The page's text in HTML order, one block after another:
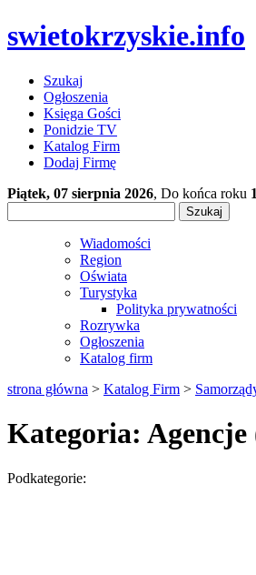
swietokrzyskie.info
Szukaj
Ogłoszenia
Księga Gości
Ponidzie TV
Katalog Firm
Dodaj Firmę
Piątek, 07 sierpnia 2026, Do końca roku
Wiadomości
Region
Oświata
Turystyka
Polityka prywatności
Rozrywka
Ogłoszenia
Katalog firm
strona główna > Katalog Firm >
Kategoria: Agencje
Podkategorie: